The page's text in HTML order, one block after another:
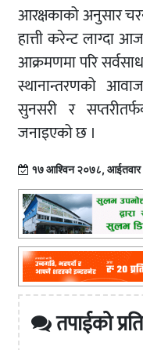
आरक्षकाको अनुसार
हात्ती करेन्ट लाग्दा
आक्रमणमा परि
स्थानान्तरणको
सुनसरी र
जनाइएको छ ।
१७ आश्विन २०७८, आईतवार
तपाईको